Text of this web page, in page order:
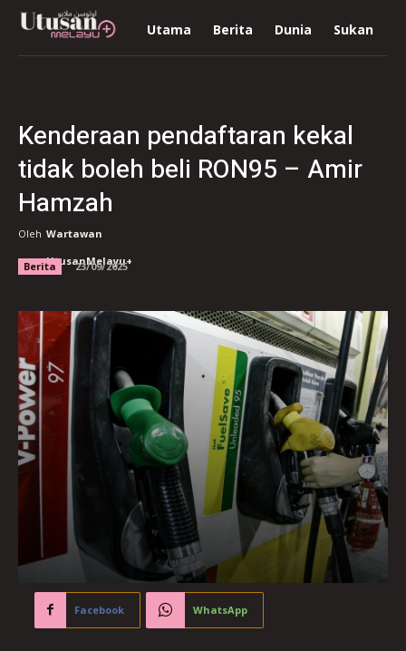
Utama Berita Dunia Sukan
Kenderaan pendaftaran kekal
tidak boleh beli RON95 – Amir
Hamzah
Oleh Wartawan
UtusanMelayu+
Berita 23/09/2025
Facebook WhatsApp